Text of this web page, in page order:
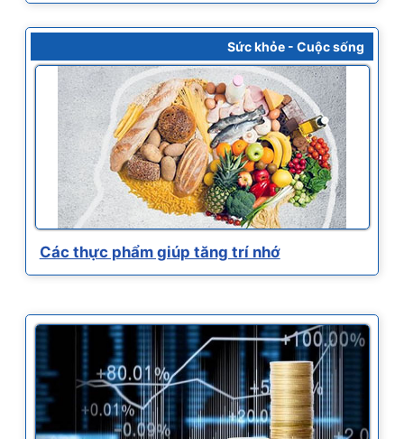
Sức khỏe - Cuộc sống
Các thực phẩm giúp tăng trí nhớ